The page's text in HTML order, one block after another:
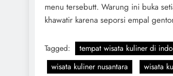
menu tersebutt. Warung ini buka
khawatir karena seporsi empal
Tagged: tempat wisata kuliner di
wisata kuliner nusantara
wisata